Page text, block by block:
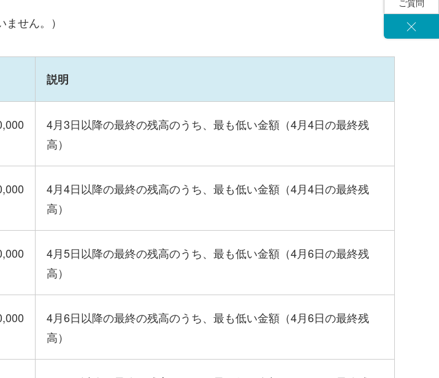
せん。）
説明
4月3日以降の最終の残高のうち、最も低い金額（4月4日の最終残
高）
4月4日以降の最終の残高のうち、最も低い金額（4月4日の最終残
高）
4月5日以降の最終の残高のうち、最も低い金額（4月6日の最終残
高）
4月6日以降の最終の残高のうち、最も低い金額（4月6日の最終残
高）
閉じる